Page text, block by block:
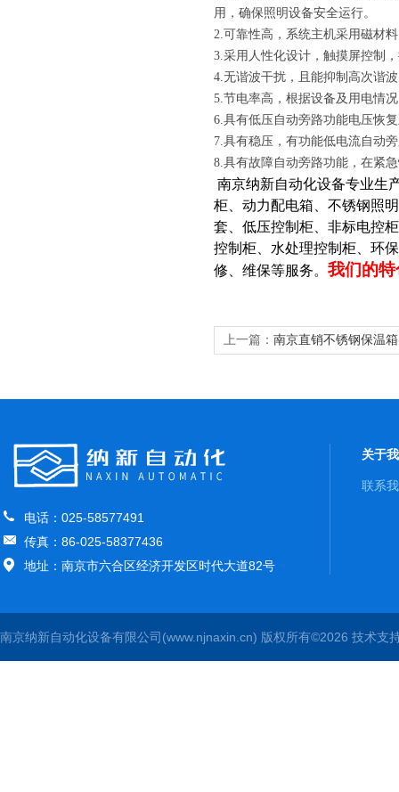
用，确保照明设备安全运行。
2.可靠性高，系统主机采用磁材
3.采用人性化设计，触摸屏控制
4.无谐波干扰，且能抑制高次谐
5.节电率高，根据设备及用电情
6.具有低压自动旁路功能电压恢
7.具有稳压，有功能低电流自动
8.具有故障自动旁路功能，在紧
南京纳新自动化设备专业生
柜、动力配电箱、不锈钢照
套、低压控制柜、非标电控
控制柜、水处理控制柜、环
修、维保等服务。 我们的
上一篇： 南京直销不锈钢保温箱
电话：025-58577491
传真：86-025-58377436
地址：南京市六合区经济开发区时代大道82号
关于
联系
南京纳新自动化设备有限公司(www.njnaxin.cn) 版权所有©2026 技术支